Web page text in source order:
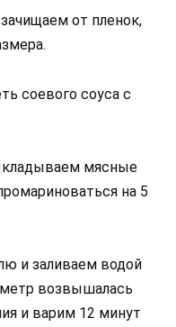
от пленок,
соевого соуса с
мясные
на 5
и заливаем водой
возвышалась
и варим 12 минут